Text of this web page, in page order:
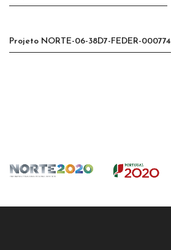
Projeto NORTE-06-38D7-FEDER-000774